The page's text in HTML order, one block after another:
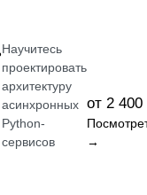
Научитесь
проектировать
архитектуру
асинхронных
Python-
сервисов
от 2 400
→